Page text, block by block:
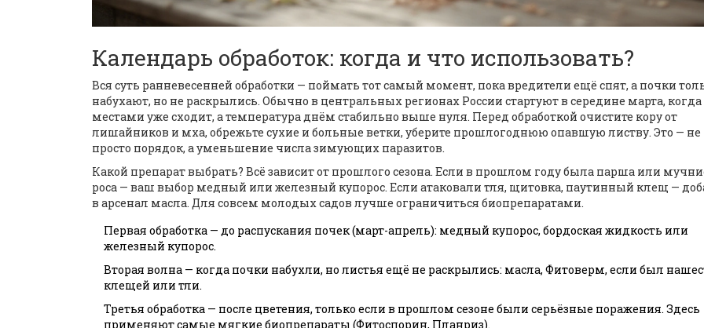
Календарь обработок: когда и что использовать?
Вся суть ранневесенней обработки — поймать тот самый момент, пока вредители ещё спят, а почки
набухают, но не раскрылись. Обычно в центральных регионах России стартуют в середине марта, когда
местами уже сходит, а температура днём стабильно выше нуля. Перед обработкой очистите кору от
лишайников и мха, обрежьте сухие и больные ветки, уберите прошлогоднюю опавшую листву. Это — не
просто порядок, а уменьшение числа зимующих паразитов.
Какой препарат выбрать? Всё зависит от прошлого сезона. Если в прошлом году была парша или
роса — ваш выбор медный или железный купорос. Если атаковали тля, щитовка, паутинный клещ —
в арсенал масла. Для совсем молодых садов лучше ограничиться биопрепаратами.
Первая обработка — до распускания почек (март-апрель): медный купорос, бордоская жидкость или
железный купорос.
Вторая волна — когда почки набухли, но листья ещё не раскрылись: масла, Фитоверм, если был
клещей или тли.
Третья обработка — после цветения, только если в прошлом сезоне были серьёзные поражения. Здесь
применяют самые мягкие биопрепараты (Фитоспорин, Планриз).